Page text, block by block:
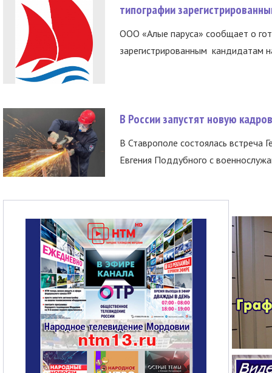
типографии
ООО «Алые паруса» сообщает о
зарегистрированным кандидатам
В России запустят новую
В Ставрополе состоялась встреча
Евгения Поддубного с